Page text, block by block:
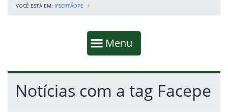
VOCÊ ESTÁ EM: IFSERTÃOPE
Mostrar
Menu
Fim da navegação
Início do conteúdo
Notícias com a tag Facepe